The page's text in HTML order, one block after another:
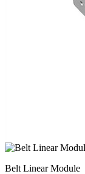
Belt Linear Module